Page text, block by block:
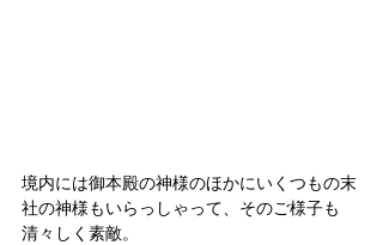
境内には御本殿の神様のほかにいくつもの末
社の神様もいらっしゃって、そのご様子も
清々しく素敵。